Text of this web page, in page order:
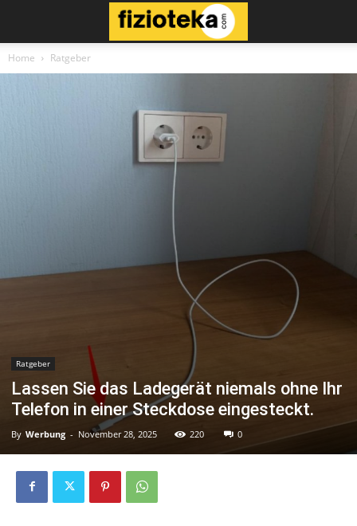
Home Ratgeber
Ratgeber
Lassen Sie das Ladegerät niemals ohne Ihr
Telefon in einer Steckdose eingesteckt.
By Werbung - November 28, 2025 220 0